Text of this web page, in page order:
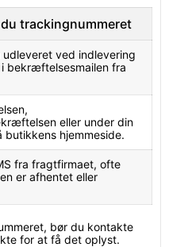
trackingnummeret
ved indlevering
bekræftelsesmailen fra
eller under din
butikkens hjemmeside.
fra fragtfirmaet, ofte
er afhentet eller
bør du kontakte
for at få det oplyst.